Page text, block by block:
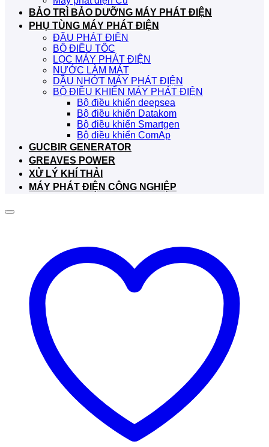
BẢO TRÌ BẢO DƯỠNG MÁY PHÁT ĐIỆN
PHỤ TÙNG MÁY PHÁT ĐIỆN
ĐẦU PHÁT ĐIỆN
BỘ ĐIỀU TỐC
LỌC MÁY PHÁT ĐIỆN
NƯỚC LÀM MÁT
DẦU NHỚT MÁY PHÁT ĐIỆN
BỘ ĐIỀU KHIỂN MÁY PHÁT ĐIỆN
Bộ điều khiển deepsea
Bộ điều khiển Datakom
Bộ điều khiển Smartgen
Bộ điều khiển ComAp
GUCBIR GENERATOR
GREAVES POWER
XỬ LÝ KHÍ THẢI
MÁY PHÁT ĐIỆN CÔNG NGHIỆP